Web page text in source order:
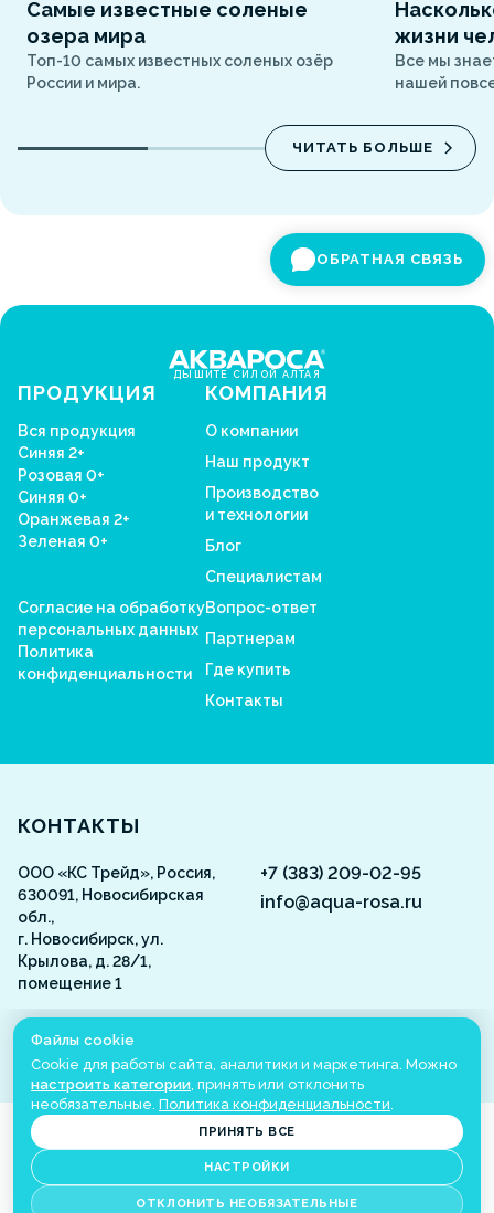
Самые известные соленые
озера мира
Топ-10 самых известных соленых озёр
России и мира.
жизни
Все мы
нашей
ЧИТАТЬ БОЛЬШЕ
ОБРАТНАЯ СВЯЗЬ
ДЫШИТЕ СИЛОЙ АЛТАЯ
ПРОДУКЦИЯ
Вся продукция
Синяя 2+
Розовая 0+
Синяя 0+
Оранжевая 2+
Зеленая 0+
Согласие на обработку
персональных данных
Политика
конфиденциальности
КОМПАНИЯ
О компании
Наш продукт
Производство
и технологии
Блог
Специалистам
Вопрос-ответ
Партнерам
Где купить
Контакты
Aquarosa
КОНТАКТЫ
ООО «КС Трейд», Россия,
630091, Новосибирская
обл.,
г. Новосибирск, ул.
Крылова, д. 28/1,
помещение 1
+7 (383) 209-02-95
info@aqua-rosa.ru
ВКонтакте
©
Все права защищены
Настройки cookie
Сделано в
ИМЕЮТСЯ ПРОТИВОПОКАЗАНИЯ. НЕОБХОДИМО ПРОКОНСУЛЬТИРОВАТЬСЯ
Файлы cookie
Cookie для работы сайта, аналитики и маркетинга. Можно
настроить категории, принять или отклонить
необязательные. Политика конфиденциальности.
ПРИНЯТЬ ВСЕ
НАСТРОЙКИ
ОТКЛОНИТЬ НЕОБЯЗАТЕЛЬНЫЕ